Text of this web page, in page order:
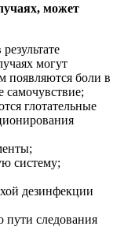
может
могут
появляются боли в
самочувствие;
глотательные
систему;
дезинфекции
пути следования